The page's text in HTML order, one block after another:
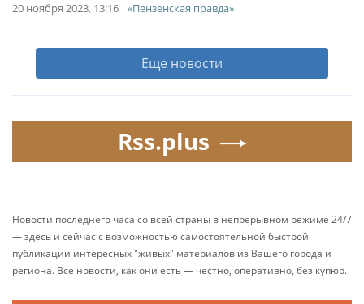
20 ноября 2023, 13:16 «Пензенская правда»
Еще новости
Rss.plus
Новости последнего часа со всей страны в непрерывном режиме 24/7
— здесь и сейчас с возможностью самостоятельной быстрой
публикации интересных "живых" материалов из Вашего города и
региона. Все новости, как они есть — честно, оперативно, без купюр.